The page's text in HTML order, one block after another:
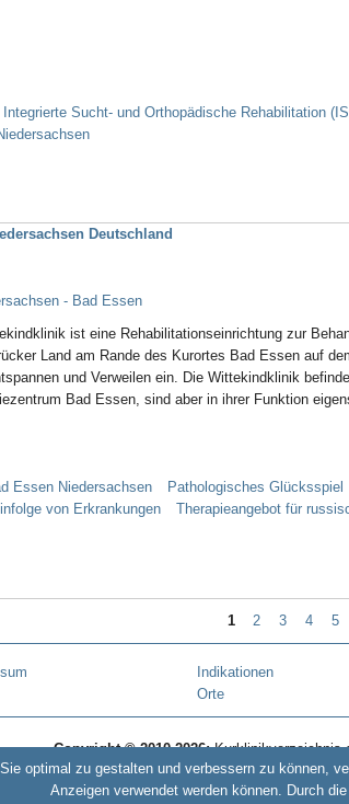
Integrierte Sucht- und Orthopädische Rehabilitation
Deutschland
- Bad Essen
ist eine Rehabilitationseinrichtung zur
Land am Rande des Kurortes Bad Essen auf
und Verweilen ein. Die Wittekindklinik
Bad Essen, sind aber in ihrer Funktion
Essen Niedersachsen Pathologisches Glücksspiel
von Erkrankungen Therapieangebot für
1 2 3 4 5
Indikationen
Orte
Copyright © 2010-2026:
optimal zu gestalten und verbessern zu können,
Anzeigen verwendet werden können. Durch